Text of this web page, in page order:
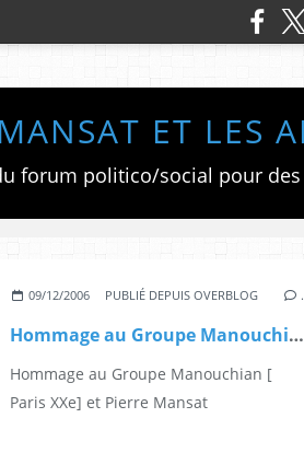
ET LES
09/12/2006 PUBLIÉ DEPUIS OVERBLOG
Hommage au Groupe Manouchian [ Paris XXe] et Pierre Mansat
Hommage au Groupe Manouchian [
Paris XXe] et Pierre Mansat